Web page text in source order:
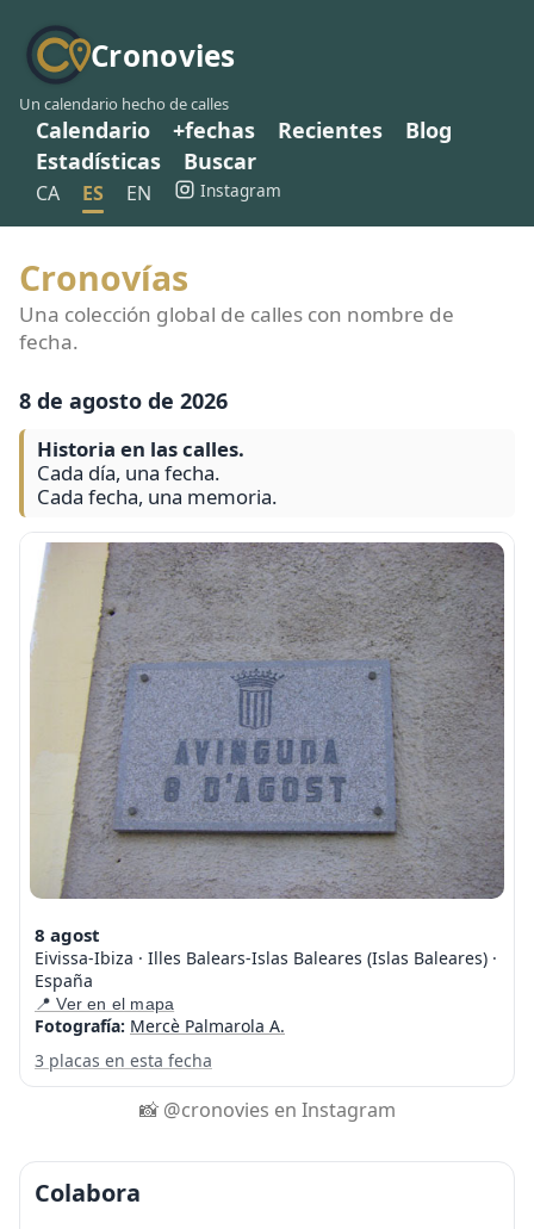
Cronovies
Un calendario hecho de calles
Calendario +fechas Recientes
Blog
Estadísticas
Buscar
CA ES EN Instagram
Cronovías
Una colección global de calles con nombre de
fecha.
8 de agosto de 2026
Historia en las calles.
Cada día, una fecha.
Cada fecha, una memoria.
8 agost
Eivissa-Ibiza · Illes Balears-Islas Baleares (Islas Baleares) ·
España
📍 Ver en el mapa
Fotografía: Mercè Palmarola A.
3 placas en esta fecha
📸 @cronovies en Instagram
Colabora